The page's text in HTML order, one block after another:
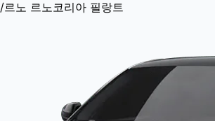
/르노 르노코리아 필랑트